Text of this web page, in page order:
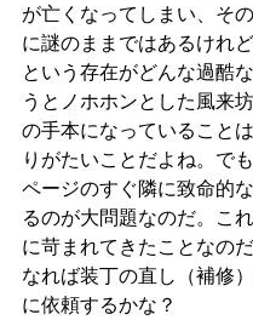
が亡くなってしまい、そ
に謎のままではあるけれ
という存在がどんな過酷
うとノホホンとした風来
の手本になっていること
りがたいことだよね。で
ページのすぐ隣に致命的
るのが大問題なのだ。こ
に苛まれてきたことなの
なれば装丁の直し（補修
に依頼するかな？